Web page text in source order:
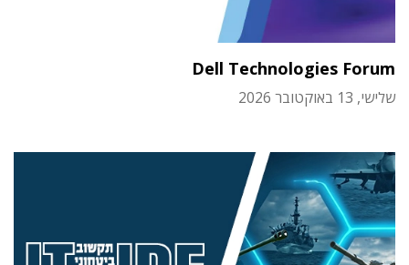
Dell Technologies Forum
שלישי, 13 באוקטובר 2026